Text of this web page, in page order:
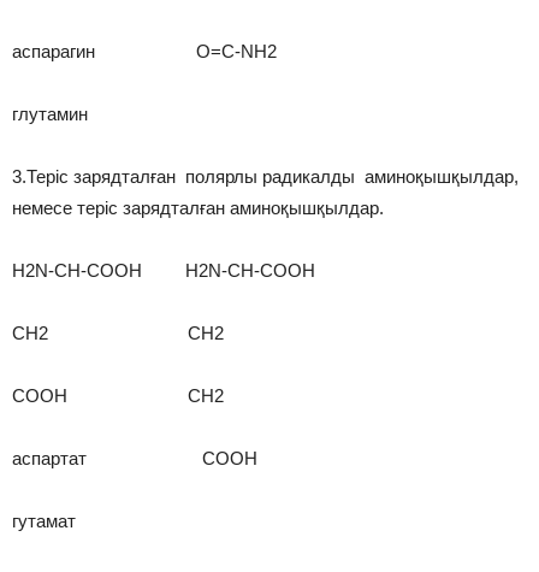
аспарагин O=C-NH2
глутамин
3.Теріс зарядталған полярлы радикалды аминоқышқылдар,
немесе теріс зарядталған аминоқышқылдар.
H2N-CH-COOH H2N-CH-COOH
CH2 CH2
COOH CH2
аспартат COOH
гутамат